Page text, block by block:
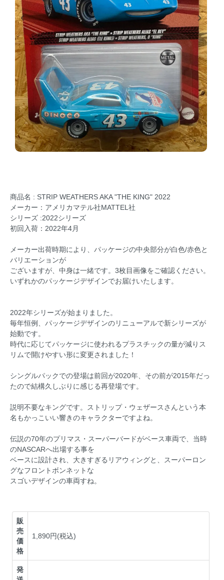
商品名 : STRIP WEATHERS AKA "THE KING" 2022
メーカー：アメリカマテル社MATTEL社
シリーズ :2022シリーズ
初回入荷：2022年4月
メーカー出荷時期により、パッケージの中央部分が白色/赤色と
バリエーションが
ございますが、中身は一緒です。3枚目画像をご確認ください。
いずれかのパッケージデザインでお届けいたします。
2022年シリーズが始まりました。
毎年恒例、パッケージデザインのリニューアルで新シリーズが
始動です。
時代に応じてパッケージに使われるプラスチックの量が減りス
リムで開けやすい形に変更されました！
シングルパックでの登場は前回が2020年、その前が2015年だっ
たので結構久しぶりに感じる再登場です。
説明不要なキングです。ストリップ・ウェザースさんという本
名もかっこいい響きのキャラクターですよね。
伝説の70年のプリマス・スーパーバードがベース車両で、当時
のNASCARへ出場する事を
ベースに設計され、大きすぎるリアウィングと、スーパーロン
グなフロントボンネットな
スゴいデザインの車両すね。
販
売
価
格
1,890円(税込)
発